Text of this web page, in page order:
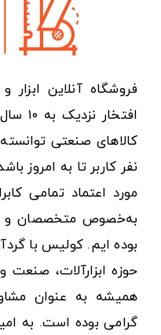
فروشگاه آنلاین
نفر کاربر تا به امروز
مورد اعتماد تمامی
به‌خصوص متخصصان و
بوده ایم. کولیس با
حوزه ابزارآلات،
همیشه به عنوان
گرامی بوده است. به